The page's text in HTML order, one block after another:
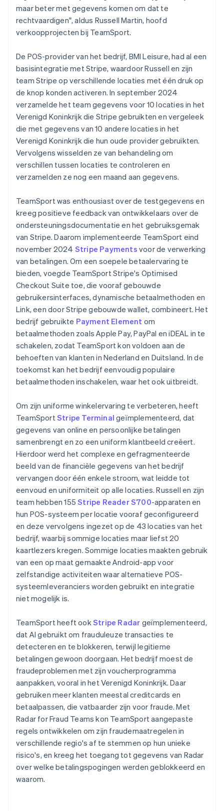
maar beter met gegevens komen om dat te
rechtvaardigen", aldus Russell Martin, hoofd
verkoopprojecten bij TeamSport.
De POS-provider van het bedrijf, BMI Leisure, had al een
basisintegratie met Stripe, waardoor Russell en zijn
team Stripe op verschillende locaties met één druk op
de knop konden activeren. In september 2024
verzamelde het team gegevens voor 10 locaties in het
Verenigd Koninkrijk die Stripe gebruikten en vergeleek
die met gegevens van 10 andere locaties in het
Verenigd Koninkrijk die hun oude provider gebruikten.
Vervolgens wisselden ze van behandeling om
verschillen tussen locaties te controleren en
verzamelden ze nog een maand aan gegevens.
TeamSport was enthousiast over de testgegevens en
kreeg positieve feedback van ontwikkelaars over de
ondersteuningsdocumentatie en het gebruiksgemak
van Stripe. Daarom implementeerde TeamSport eind
november 2024 Stripe Payments voor de verwerking
van betalingen. Om een soepele betaalervaring te
bieden, voegde TeamSport Stripe's Optimised
Checkout Suite toe, die vooraf gebouwde
gebruikersinterfaces, dynamische betaalmethoden en
Link, een door Stripe gebouwde wallet, combineert. Het
bedrijf gebruikte Payment Element om
betaalmethoden zoals Apple Pay, PayPal en iDEAL in te
schakelen, zodat TeamSport kon voldoen aan de
behoeften van klanten in Nederland en Duitsland. In de
toekomst kan het bedrijf eenvoudig populaire
betaalmethoden inschakelen, waar het ook uitbreidt.
Om zijn uniforme winkelervaring te verbeteren, heeft
TeamSport Stripe Terminal geïmplementeerd, dat
gegevens van online en persoonlijke betalingen
samenbrengt en zo een uniform klantbeeld creëert.
Hierdoor werd het complexe en gefragmenteerde
beeld van de financiële gegevens van het bedrijf
vervangen door één enkele stroom, wat leidde tot
eenvoud en uniformiteit op alle locaties. Russell en zijn
team hebben 155Stripe Reader S700-apparaten en
hun POS-systeem per locatie vooraf geconfigureerd
en deze vervolgens ingezet op de 43 locaties van het
bedrijf, waarbij sommige locaties maar liefst 20
kaartlezers kregen. Sommige locaties maakten gebruik
van een op maat gemaakte Android-app voor
zelfstandige activiteiten waar alternatieve POS-
systeemleveranciers worden gebruikt en integratie
niet mogelijk is.
TeamSport heeft ook Stripe Radar geïmplementeerd,
dat AI gebruikt om frauduleuze transacties te
detecteren en te blokkeren, terwijl legitieme
betalingen gewoon doorgaan. Het bedrijf moest de
fraudeproblemen met zijn voucherprogramma
aanpakken, vooral in het Verenigd Koninkrijk. Daar
gebruiken meer klanten meestal creditcards en
betaalpassen, die vatbaarder zijn voor fraude. Met
Radar for Fraud Teams kon TeamSport aangepaste
regels ontwikkelen om zijn fraudemaatregelen in
verschillende regio's af te stemmen op hun unieke
risico's, en kreeg het toegang tot gegevens van Radar
over welke betalingspogingen werden geblokkeerd en
waarom.